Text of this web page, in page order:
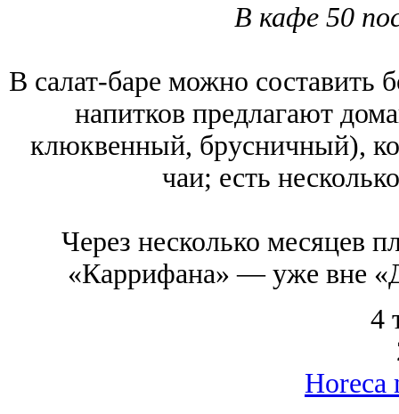
В кафе 50
В салат-баре можно составить
напитков предлагают
клюквенный, брусничный),
чаи; есть
Через несколько месяцев
«Каррифана» ― уже вне
4
Horeca